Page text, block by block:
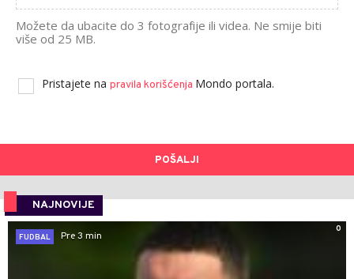
Možete da ubacite do 3 fotografije ili videa. Ne smije biti
više od 25 MB.
Pristajete na pravila korišćenja Mondo portala.
POŠALJI
NAJNOVIJE
0
FUDBAL
Pre 3 min